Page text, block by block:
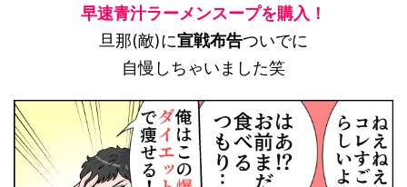
早速青汁ラーメンスープを購入！
旦那(敵)に宣戦布告ついでに
自慢しちゃいました笑